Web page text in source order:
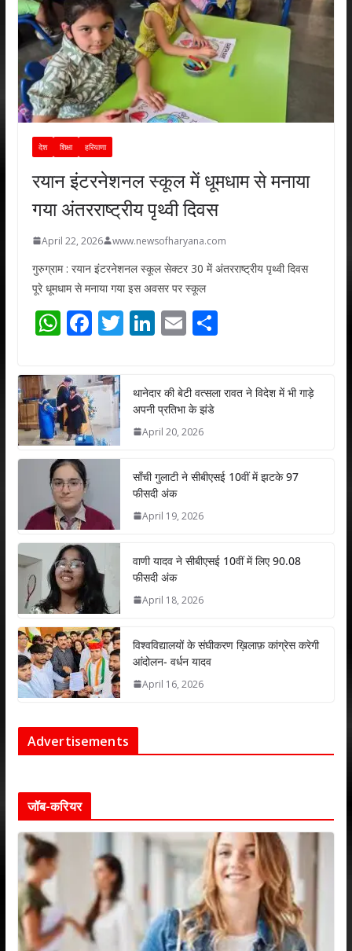
देश शिक्षा हरियाणा
रयान इंटरनेशनल स्कूल में धूमधाम से मनाया
गया अंतरराष्ट्रीय पृथ्वी दिवस
April 22, 2026 www.newsofharyana.com
गुरुग्राम : रयान इंटरनेशनल स्कूल सेक्टर 30 में अंतरराष्ट्रीय पृथ्वी दिवस
पूरे धूमधाम से मनाया गया इस अवसर पर स्कूल
W
at
s
A
p
p
F
e
b
o
o
T
er
Li
e
dI
E
l
S
e
थानेदार की बेटी वत्सला रावत ने विदेश में भी गाड़े
अपनी प्रतिभा के झंडे
April 20, 2026
साँची गुलाटी ने सीबीएसई 10वीं में झटके 97
फीसदी अंक
April 19, 2026
वाणी यादव ने सीबीएसई 10वीं में लिए 90.08
फीसदी अंक
April 18, 2026
विश्वविद्यालयों के संघीकरण ख़िलाफ़ कांग्रेस करेगी
आंदोलन- वर्धन यादव
April 16, 2026
Advertisements
जॉब-करियर